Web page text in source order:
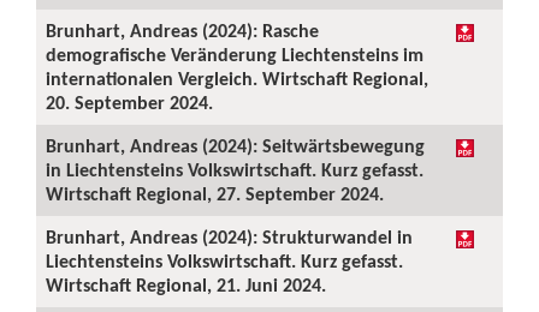
Brunhart, Andreas (2024): Rasche
demografische Veränderung Liechtensteins im
internationalen Vergleich. Wirtschaft Regional,
20. September 2024.
Brunhart, Andreas (2024): Seitwärtsbewegung
in Liechtensteins Volkswirtschaft. Kurz gefasst.
Wirtschaft Regional, 27. September 2024.
Brunhart, Andreas (2024): Strukturwandel in
Liechtensteins Volkswirtschaft. Kurz gefasst.
Wirtschaft Regional, 21. Juni 2024.